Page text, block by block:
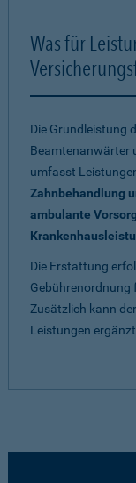
Was für
Die Grundleistung
Beamtenanwärter
umfasst
Zahnbehandlung
ambulante
Die Erstattung
Gebührenordnung
Zusätzlich kann
Leistungen